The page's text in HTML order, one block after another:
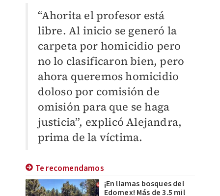
“Ahorita el profesor está
libre. Al inicio se generó la
carpeta por homicidio pero
no lo clasificaron bien, pero
ahora queremos homicidio
doloso por comisión de
omisión para que se haga
justicia”, explicó Alejandra,
prima de la víctima.
Te recomendamos
¡En llamas bosques del
Edomex! Más de 3.5 mil